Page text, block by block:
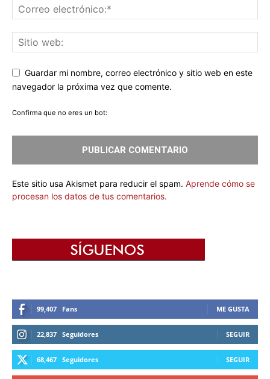
Guardar mi nombre, correo electrónico y sitio web en este
navegador la próxima vez que comente.
Confirma que no eres un bot:
Este sitio usa Akismet para reducir el spam. Aprende cómo se
procesan los datos de tus comentarios.
99,407 Fans ME GUSTA
22,837 Seguidores SEGUIR
68,467 Seguidores SEGUIR